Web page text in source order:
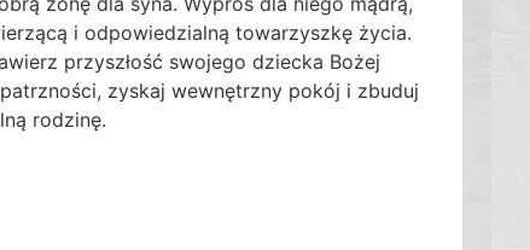
i odpowiedzialną towarzyszkę życia.
przyszłość swojego dziecka Bożej
zyskaj wewnętrzny pokój i zbuduj
rodzinę.